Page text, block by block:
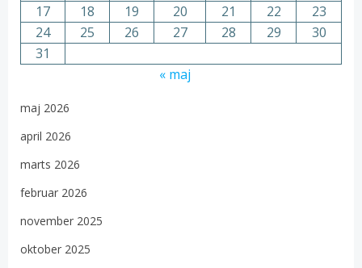
17
18 19 20 21 22
23
24
25 26 27 28 29
30
31
« maj
maj 2026
april 2026
marts 2026
februar 2026
november 2025
oktober 2025